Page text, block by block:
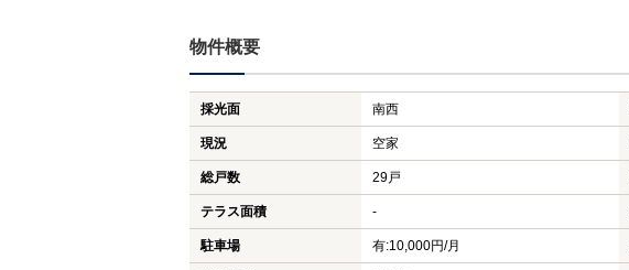
物件概要
採光面 南西
現況 空家
総戸数 29戸
テラス面積 -
駐車場 有:10,000円/月